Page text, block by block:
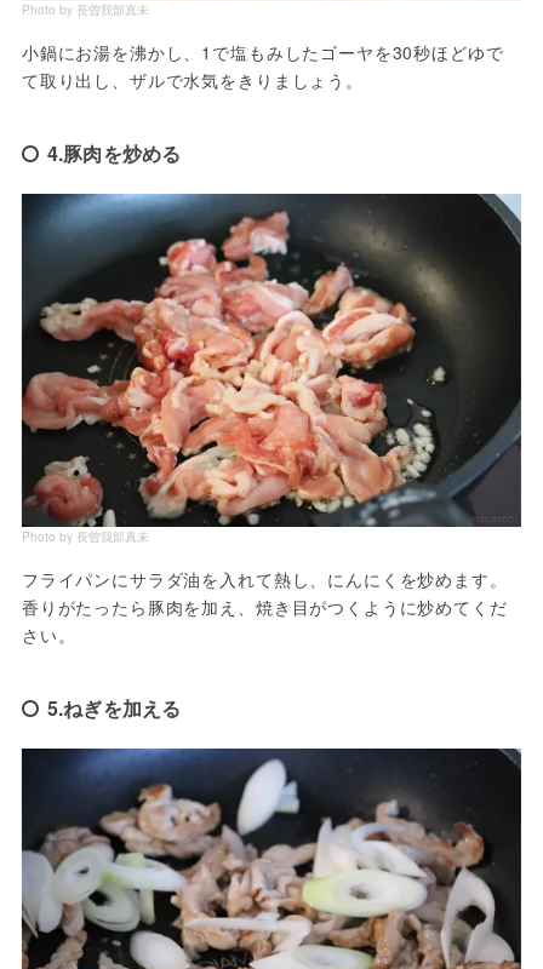
Photo by 長曽我部真未
小鍋にお湯を沸かし、1で塩もみしたゴーヤを30秒ほどゆで
て取り出し、ザルで水気をきりましょう。
4.豚肉を炒める
Photo by 長曽我部真未
フライパンにサラダ油を入れて熱し、にんにくを炒めます。
香りがたったら豚肉を加え、焼き目がつくように炒めてくだ
さい。
5.ねぎを加える